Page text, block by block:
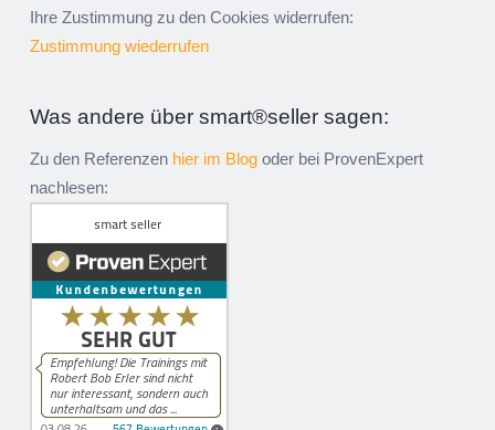
Ihre Zustimmung zu den Cookies widerrufen:
Zustimmung wiederrufen
Was andere über smart®seller sagen:
Zu den Referenzen hier im Blog oder bei ProvenExpert
nachlesen: